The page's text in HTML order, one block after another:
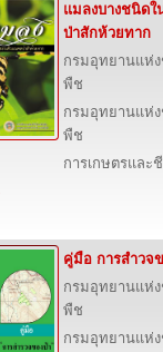
แมลงบางชนิด
ป่าสักห้วยทาก
กรมอุทยานแห่
พืช
กรมอุทยานแห่
พืช
การเกษตรและ
คู่มือ การสำวจ
กรมอุทยานแห่
พืช
กรมอุทยานแห่